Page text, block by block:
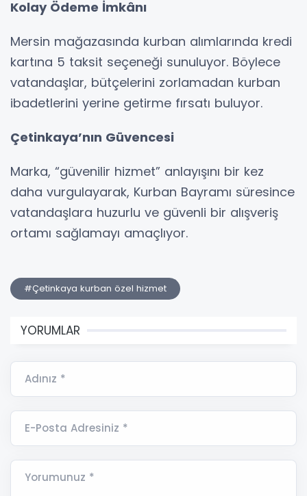
Kolay Ödeme İmkânı
Mersin mağazasında kurban alımlarında kredi
kartına 5 taksit seçeneği sunuluyor. Böylece
vatandaşlar, bütçelerini zorlamadan kurban
ibadetlerini yerine getirme fırsatı buluyor.
Çetinkaya’nın Güvencesi
Marka, “güvenilir hizmet” anlayışını bir kez
daha vurgulayarak, Kurban Bayramı süresince
vatandaşlara huzurlu ve güvenli bir alışveriş
ortamı sağlamayı amaçlıyor.
#Çetinkaya kurban özel hizmet
YORUMLAR
Adınız *
E-Posta Adresiniz *
Yorumunuz *